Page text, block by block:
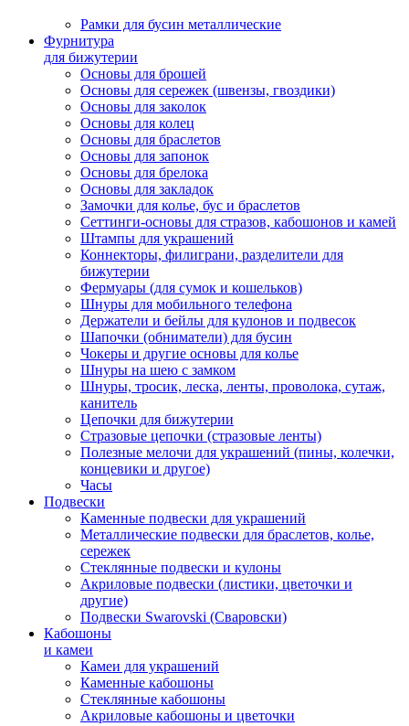
Рамки для бусин металлические
Фурнитура
для бижутерии
Основы для брошей
Основы для сережек (швензы, гвоздики)
Основы для заколок
Основы для колец
Основы для браслетов
Основы для запонок
Основы для брелока
Основы для закладок
Замочки для колье, бус и браслетов
Сеттинги-основы для стразов, кабошонов и камей
Штампы для украшений
Коннекторы, филиграни, разделители для
бижутерии
Фермуары (для сумок и кошельков)
Шнуры для мобильного телефона
Держатели и бейлы для кулонов и подвесок
Шапочки (обниматели) для бусин
Чокеры и другие основы для колье
Шнуры на шею с замком
Шнуры, тросик, леска, ленты, проволока, сутаж,
канитель
Цепочки для бижутерии
Стразовые цепочки (стразовые ленты)
Полезные мелочи для украшений (пины, колечки,
концевики и другое)
Часы
Подвески
Каменные подвески для украшений
Металлические подвески для браслетов, колье,
сережек
Стеклянные подвески и кулоны
Акриловые подвески (листики, цветочки и
другие)
Подвески Swarovski (Сваровски)
Кабошоны
и камеи
Камеи для украшений
Каменные кабошоны
Стеклянные кабошоны
Акриловые кабошоны и цветочки